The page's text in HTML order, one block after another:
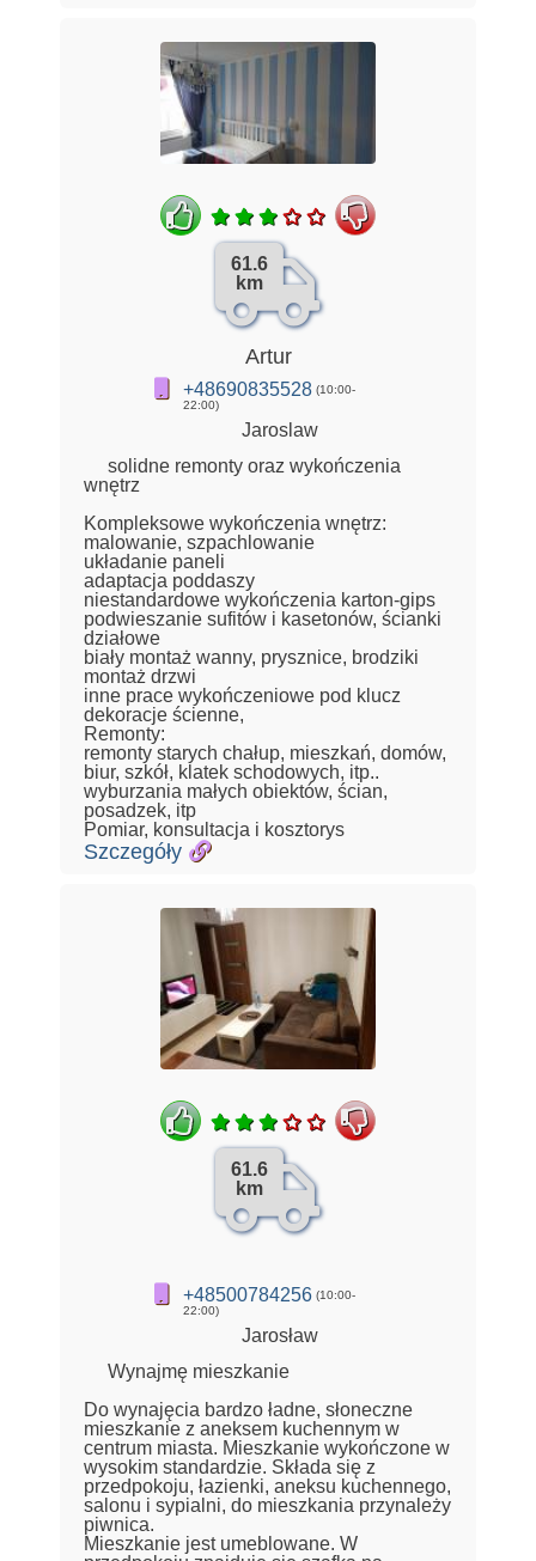
61.6
km
Artur
+48690835528 (10:00-
22:00)
Jaroslaw
solidne remonty oraz wykończenia
wnętrz
Kompleksowe wykończenia wnętrz:
malowanie, szpachlowanie
układanie paneli
adaptacja poddaszy
niestandardowe wykończenia karton-gips
podwieszanie sufitów i kasetonów, ścianki
działowe
biały montaż wanny, prysznice, brodziki
montaż drzwi
inne prace wykończeniowe pod klucz
dekoracje ścienne,
Remonty:
remonty starych chałup, mieszkań, domów,
biur, szkół, klatek schodowych, itp..
wyburzania małych obiektów, ścian,
posadzek, itp
Pomiar, konsultacja i kosztorys
Szczegóły
61.6
km
+48500784256 (10:00-
22:00)
Jarosław
Wynajmę mieszkanie
Do wynajęcia bardzo ładne, słoneczne
mieszkanie z aneksem kuchennym w
centrum miasta. Mieszkanie wykończone w
wysokim standardzie. Składa się z
przedpokoju, łazienki, aneksu kuchennego,
salonu i sypialni, do mieszkania przynależy
piwnica.
Mieszkanie jest umeblowane. W